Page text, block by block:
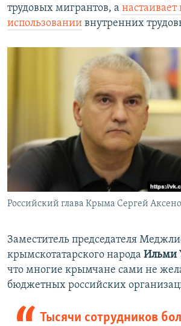
трудовых мигрантов, а настаивает
использовании внутренних
Российский глава Крыма Сергей
Заместитель председателя
крымскотатарского народа Ильми
что многие крымчане сами не
бюджетных российских
Тысячи сотрудников